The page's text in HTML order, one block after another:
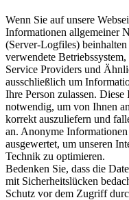
Wenn Sie auf unsere
Informationen allgemeiner
(Server-Logfiles)
verwendete
Service Providers und
ausschließlich um
Ihre Person zulassen.
notwendig, um von Ihnen
korrekt auszuliefern und
an. Anonyme
ausgewertet, um unseren
Technik zu optimieren.
Bedenken Sie, dass die
mit Sicherheitslücken
Schutz vor dem Zugriff